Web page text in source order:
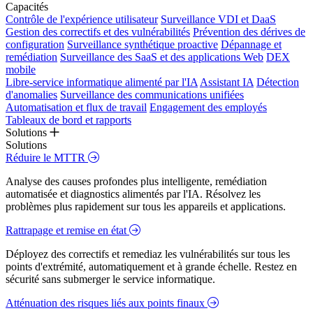
Capacités
Contrôle de l'expérience utilisateur Surveillance VDI et DaaS
Gestion des correctifs et des vulnérabilités Prévention des dérives de
configuration Surveillance synthétique proactive Dépannage et
remédiation Surveillance des SaaS et des applications Web DEX
mobile
Libre-service informatique alimenté par l'IA Assistant IA Détection
d'anomalies Surveillance des communications unifiées
Automatisation et flux de travail Engagement des employés
Tableaux de bord et rapports
Solutions
Solutions
Réduire le MTTR
Analyse des causes profondes plus intelligente, remédiation
automatisée et diagnostics alimentés par l'IA. Résolvez les
problèmes plus rapidement sur tous les appareils et applications.
Rattrapage et remise en état
Déployez des correctifs et remediaz les vulnérabilités sur tous les
points d'extrémité, automatiquement et à grande échelle. Restez en
sécurité sans submerger le service informatique.
Atténuation des risques liés aux points finaux